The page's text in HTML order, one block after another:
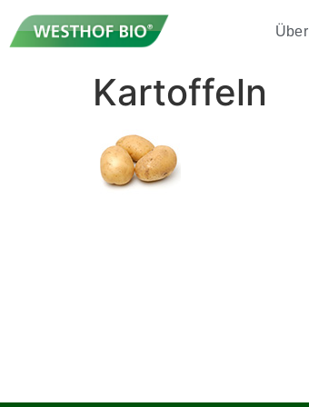
Kartoffeln